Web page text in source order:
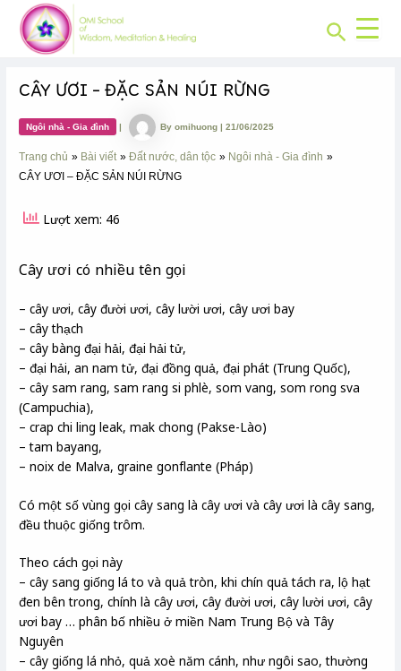
content
Search
CÂY ƯƠI – ĐẶC SẢN NÚI RỪNG
Ngôi nhà - Gia đình | Byomihuong|21/06/2025
Trang chủ Bài viết Đất nước, dân tộc
Ngôi nhà - Gia đình
CÂY ƯƠI – ĐẶC SẢN NÚI RỪNG
Lượt xem: 46
Cây ươi có nhiều tên gọi
– cây ươi, cây đười ươi, cây lười ươi, cây ươi bay
– cây thạch
– cây bàng đại hải, đại hải tử,
– đại hải, an nam tử, đại đồng quả, đại phát (Trung Quốc),
– cây sam rang, sam rang si phlè, som vang, som rong sva
(Campuchia),
– crap chi ling leak, mak chong (Pakse-Lào)
– tam bayang,
– noix de Malva, graine gonflante (Pháp)
Có một số vùng gọi cây sang là cây ươi và cây ươi là cây sang,
đều thuộc giống trôm.
Theo cách gọi này
– cây sang giống lá to và quả tròn, khi chín quả tách ra, lộ hạt
đen bên trong, chính là cây ươi, cây đười ươi, cây lười ươi, cây
ươi bay … phân bố nhiều ở miền Nam Trung Bộ và Tây
Nguyên
– cây giống lá nhỏ, quả xoè năm cánh, như ngôi sao, thường
Post
navigation
CHUYÊN
MỤC: